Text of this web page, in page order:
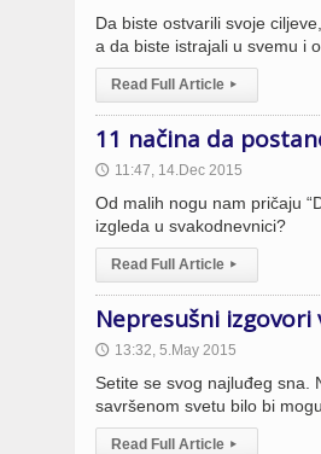
Da biste ostvarili svoje
a da biste istrajali u svemu i
Read Full Article ▸
11 načina da
🕔 11:47, 14.Dec 2015
Od malih nogu nam pričaju
izgleda u svakodnevnici?
Read Full Article ▸
Nepresušni izgovori
🕔 13:32, 5.May 2015
Setite se svog najluđeg sna.
savršenom svetu bilo bi
Read Full Article ▸